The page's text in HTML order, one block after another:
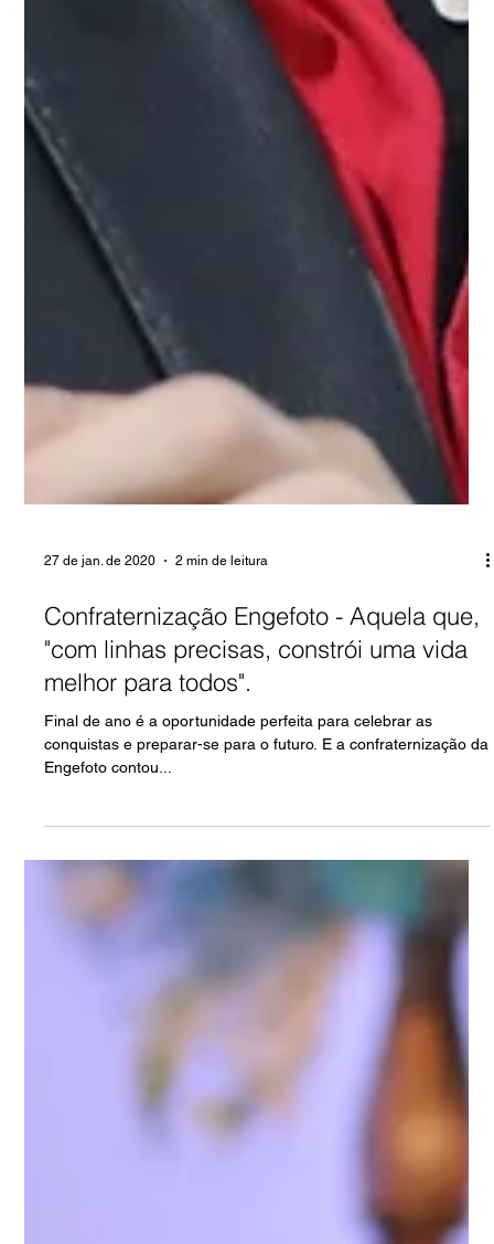
Confraternização Engefoto - Aquela que,
"com linhas precisas, constrói uma vida
melhor para todos".
Final de ano é a oportunidade perfeita para celebrar as